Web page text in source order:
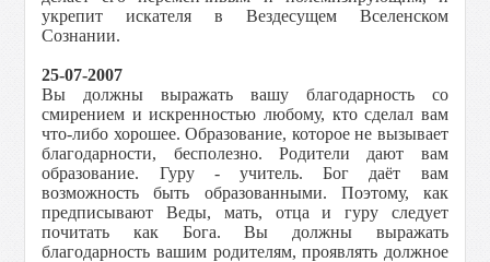
укрепит искателя в Вездесущем Вселенском
Сознании.
25-07-2007
Вы должны выражать вашу благодарность со
смирением и искренностью любому, кто сделал вам
что-либо хорошее. Образование, которое не вызывает
благодарности, бесполезно. Родители дают вам
образование. Гуру - учитель. Бог даёт вам
возможность быть образованными. Поэтому, как
предписывают Веды, мать, отца и гуру следует
почитать как Бога. Вы должны выражать
благодарность вашим родителям, проявлять должное